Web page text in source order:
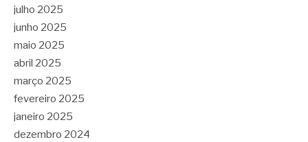
julho 2025
junho 2025
maio 2025
abril 2025
março 2025
fevereiro 2025
janeiro 2025
dezembro 2024